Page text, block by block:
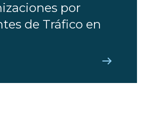
por
de Tráfico en